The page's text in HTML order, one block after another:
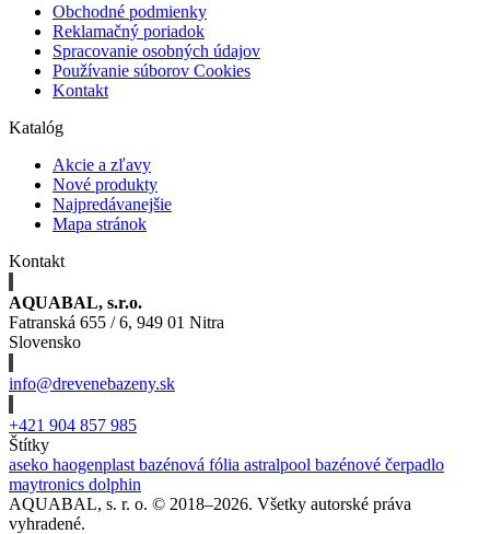
Obchodné podmienky
Reklamačný poriadok
Spracovanie osobných údajov
Používanie súborov Cookies
Kontakt
Katalóg
Akcie a zľavy
Nové produkty
Najpredávanejšie
Mapa stránok
Kontakt
AQUABAL, s.r.o.
Fatranská 655 / 6, 949 01 Nitra
Slovensko
info@drevenebazeny.sk
+421 904 857 985
Štítky
aseko haogenplast bazénová fólia astralpool bazénové čerpadlo
maytronics dolphin
AQUABAL, s. r. o. © 2018–2026. Všetky autorské práva
vyhradené.